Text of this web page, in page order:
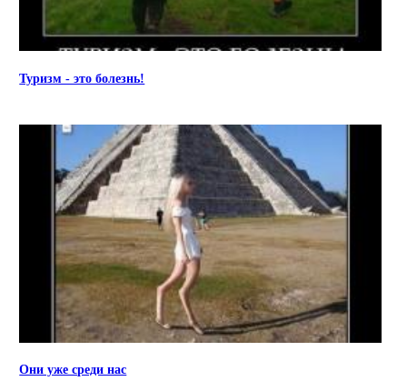
Туризм - это болезнь!
Они уже среди нас